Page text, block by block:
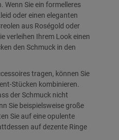
Wenn Sie ein formelleres
oder einen eleganten
aus Roségold oder
verleihen Ihrem Look einen
den Schmuck in den
tragen, können Sie
Stücken kombinieren.
der Schmuck nicht
Sie beispielsweise große
Sie auf eine opulente
auf dezente Ringe